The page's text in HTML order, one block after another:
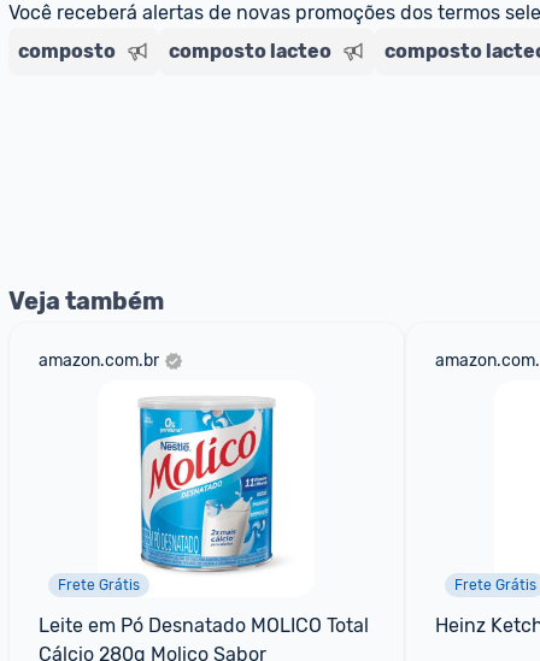
Você receberá alertas de novas promoções dos termos
composto
composto lacteo composto
Veja também
amazon.com.br
Frete Grátis
Leite em Pó Desnatado MOLICO Total
Cálcio 280g Molico Sabor
Frete Grátis
Heinz